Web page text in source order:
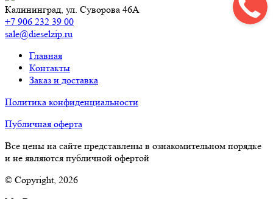
Калининград, ул. Суворова 46А
+7 906 232 39 00
sale@dieselzip.ru
Главная
Контакты
Заказ и доставка
Политика конфиденциальности
Публичная оферта
Все цены на сайте представлены в ознакомительном порядке
и не являются публичной офертой
© Copyright, 2026